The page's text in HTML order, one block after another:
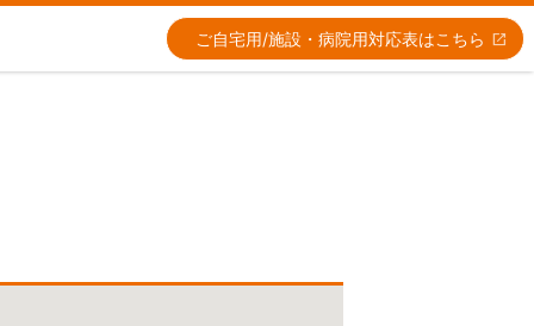
ご自宅用/施設・病院用対応表はこちら